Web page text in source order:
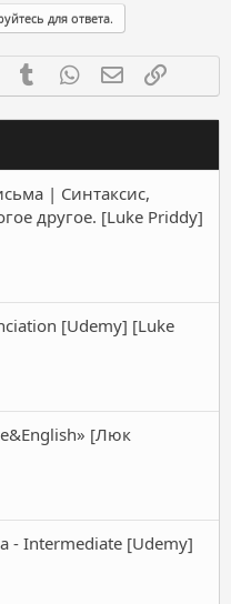
для ответа.
PinterestTumblr WhatsAppЭлектронная
| Синтаксис,
другое. [Luke Priddy]
[Udemy] [Luke
[Люк
- Intermediate [Udemy]